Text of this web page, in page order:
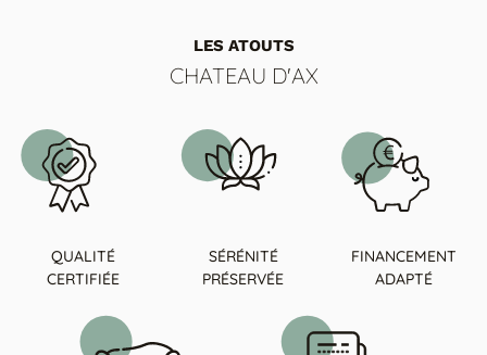
LES ATOUTS
CHATEAU D'AX
QUALITÉ
CERTIFIÉE
SÉRÉNITÉ
PRÉSERVÉE
FINANCEMENT
ADAPTÉ